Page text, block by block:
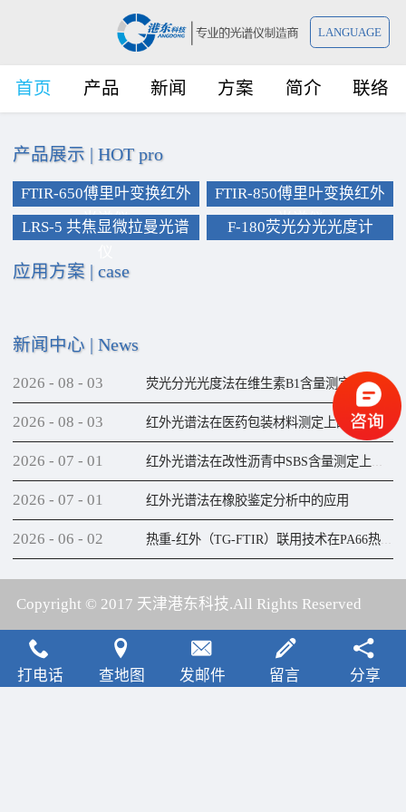
LANGUAGE
首页 产品 新闻 方案 简介 联络
产品展示 HOT pro
FTIR-650傅里叶变换红外
光谱仪
FTIR-850傅里叶变换红外
光谱仪
LRS-5 共焦显微拉曼光谱
F-180荧光分光光度计
应用方案 | case
新闻中心 News
荧光分光光度法在维生素B1含量测定上的应用
2026 - 08 - 03
红外光谱法在医药包装材料测定上的应用
2026 - 08 - 03
红外光谱法在改性沥青中SBS含量测定上的应用
2026 - 07 - 01
红外光谱法在橡胶鉴定分析中的应用
2026 - 07 - 01
热重-红外（TG-FTIR）联用技术在PA66热解研究上的应用
2026 - 06 - 02
Copyright © 2017 天津港东科技.All Rights Reserved
犀牛云提供云计算服务
打电话 查地图 发邮件 留言 分享